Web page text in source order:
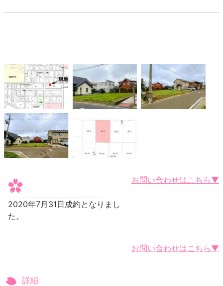
お問い合わせはこちら▼
2020年7月31日成約となりまし
た。
お問い合わせはこちら▼
詳細